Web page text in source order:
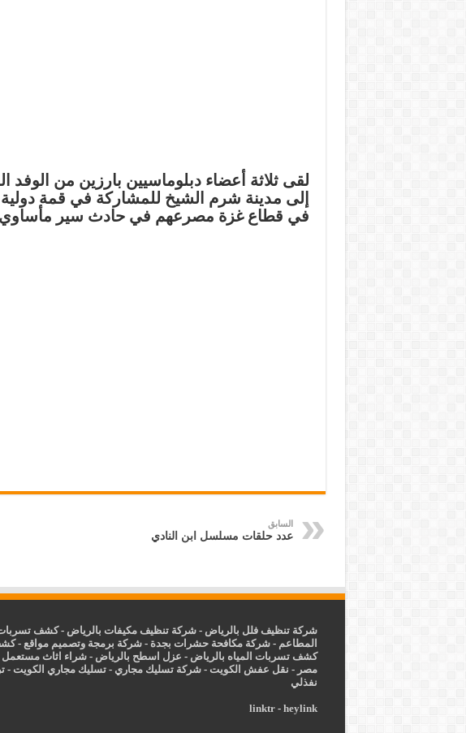
لقى ثلاثة أعضاء دبلوماسيين بارزين من الوفد
إلى مدينة شرم الشيخ للمشاركة في قمة
في قطاع غزة مصرعهم في حادث سير
السابق
عدد حلقات مسلسل ابن النادي
شركة تنظيف فلل بالرياض -شركة تنظيف مكيفات بالرياض -كشف تسربات
المطاعم -شركة مكافحة حشرات بجدة -شركة برمجة وتصميم مواقع -
كشف تسربات المياه بالرياض - عزل اسطح بالرياض -شراء اثاث مستعمل
مصر - نقل عفش الكويت -شركة تسليك مجاري -تسليك مجاري الكويت -
نفذلي
linktr- heylink